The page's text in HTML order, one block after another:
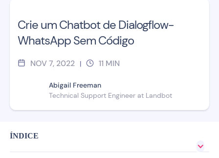
Crie um Chatbot de Dialogflow-
WhatsApp Sem Código
NOV 7, 2022 | 11 MIN
Abigail Freeman
Technical Support Engineer at Landbot
ÍNDICE